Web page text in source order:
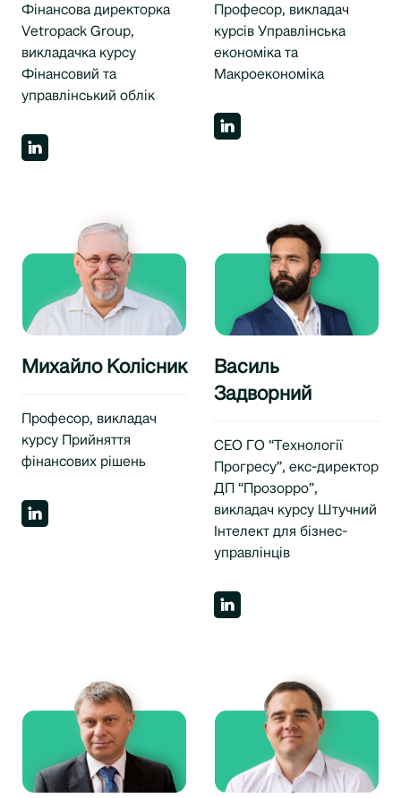
Фінансова директорка
Vetropack Group,
викладачка курсу
Фінансовий та
управлінський облік
Професор, викладач
курсів Управлінська
економіка та
Макроекономіка
Михайло Колісник
Професор, викладач
курсу Прийняття
фінансових рішень
Василь
Задворний
CEO ГО “Технології
Прогресу”, екс-директор
ДП “Прозорро”,
викладач курсу Штучний
Інтелект для бізнес-
управлінців